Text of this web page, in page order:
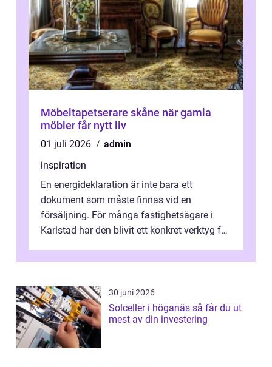
Möbeltapetserare skåne när gamla
möbler får nytt liv
01 juli 2026
admin
inspiration
En energideklaration är inte bara ett
dokument som måste finnas vid en
försäljning. För många fastighetsägare i
Karlstad har den blivit ett konkret verktyg för
30 juni 2026
Solceller i höganäs så får du ut
mest av din investering